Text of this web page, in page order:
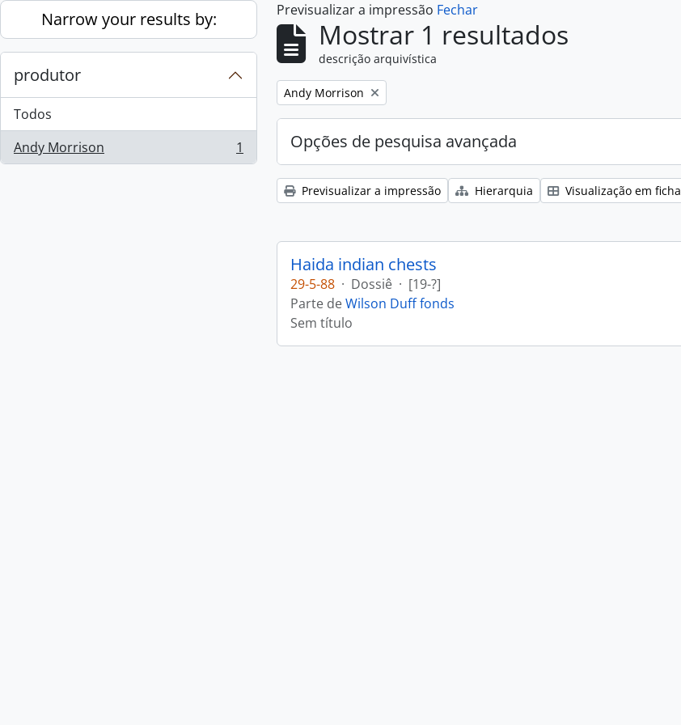
Skip to main content
Narrow your results by:
produtor
Todos
Andy Morrison
, 1 resultados 1
Previsualizar a impressão Fechar
Mostrar 1 resultados
descrição arquivística
Remove filter:
Andy Morrison
Opções de pesquisa avançada
Previsualizar a impressão Hierarquia Visualização em ficha
Haida indian chests
29-5-88 · Dossiê · [19-?]
Parte deWilson Duff fonds
Sem título